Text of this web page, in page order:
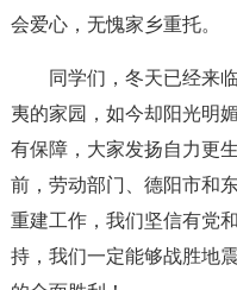
会爱心，无愧家乡重托。
同学们，冬天已经来
夷的家园，如今却阳光明
有保障，大家发扬自力更
前，劳动部门、德阳市和
重建工作，我们坚信有党
持，我们一定能够战胜地